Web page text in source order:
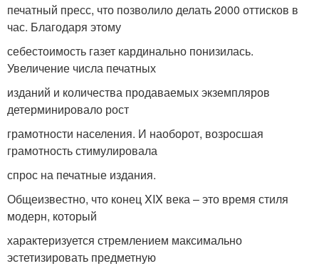
печатный пресс, что позволило делать 2000 оттисков в
час. Благодаря этому
себестоимость газет кардинально понизилась.
Увеличение числа печатных
изданий и количества продаваемых экземпляров
детерминировало рост
грамотности населения. И наоборот, возросшая
грамотность стимулировала
спрос на печатные издания.
Общеизвестно, что конец XIX века – это время стиля
модерн, который
характеризуется стремлением максимально
эстетизировать предметную